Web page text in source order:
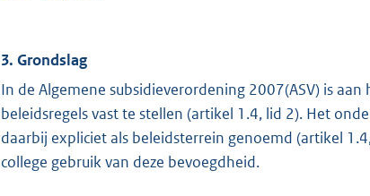
3. Grondslag
In de Algemene subsidieverordening 2007(ASV) is
beleidsregels vast te stellen (artikel 1.4, lid 2). Het
daarbij expliciet als beleidsterrein genoemd (artikel
college gebruik van deze bevoegdheid.